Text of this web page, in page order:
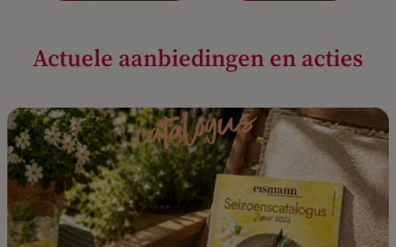
Actuele aanbiedingen en acties
catalogus